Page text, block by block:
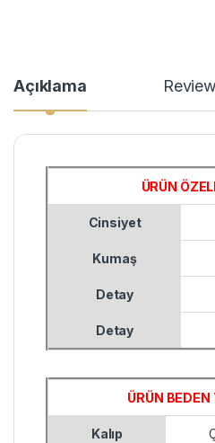
Açıklama
ÜRÜN
Cinsiyet
Kumaş
Detay
Detay
ÜRÜN BEDEN
Kalıp